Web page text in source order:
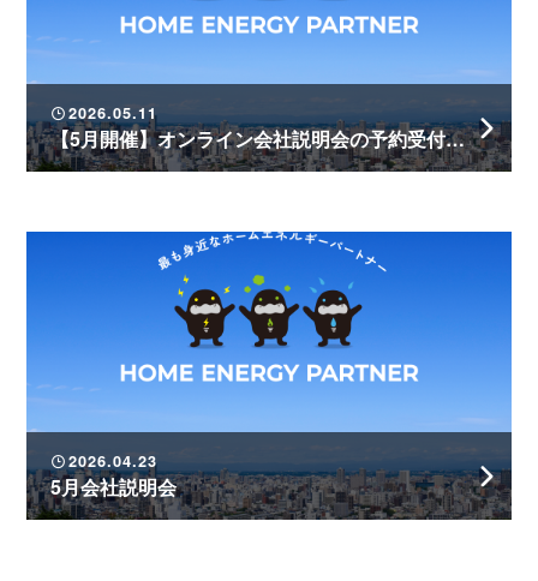
2026.05.11
【5月開催】オンライン会社説明会の予約受付中！
2026.04.23
5月会社説明会